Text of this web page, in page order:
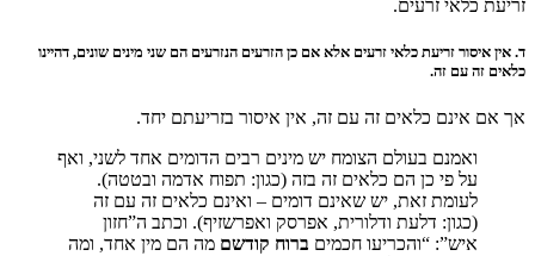
זריעת כלאי זרעים.
ד. אין איסור זריעת כלאי זרעים אלא אם כן הזרעים הנזרעים הם שני מינים שונים, דהיינו
כלאים זה עם זה.
אך אם אינם כלאים זה עם זה, אין איסור בזריעתם יחד.
ואמנם בעולם הצומח יש מינים רבים הדומים אחד לשני, ואף
על פי כן הם כלאים זה בזה (כגון: תפוח אדמה ובטטה).
לעומת זאת, יש שאינם דומים – ואינם כלאים זה עם זה
(כגון: דלעת ודלורית, אפרסק ואפרשזיף). וכתב ה”חזון
איש”: “והכריעו חכמים ברוח קודשם מה הם מין אחד, ומה